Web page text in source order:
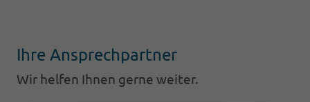
Ihre Ansprechpartner
Wir helfen Ihnen gerne weiter.